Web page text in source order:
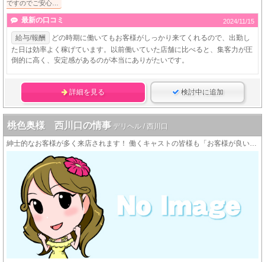
ですのでご安心…
最新の口コミ 2024/11/15
給与/報酬
どの時期に働いてもお客様がしっかり来てくれるので、出勤し
た日は効率よく稼げています。以前働いていた店舗に比べると、集客力が圧
倒的に高く、安定感があるのが本当にありがたいです。
詳細を見る 検討中に追加
桃色奥様 西川口の情事 デリヘル / 西川口